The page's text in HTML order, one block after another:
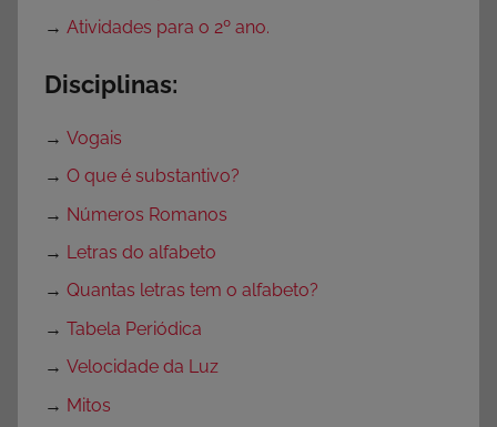
r
s
B
a
a
r
D
F
→ Atividades para o 2º ano.
Disciplinas:
→ Vogais
→ O que é substantivo?
→ Números Romanos
→ Letras do alfabeto
→ Quantas letras tem o alfabeto?
→ Tabela Periódica
→ Velocidade da Luz
→ Mitos